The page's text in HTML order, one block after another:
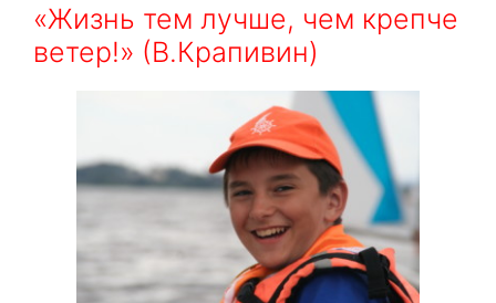
«Жизнь тем лучше, чем крепче
ветер!» (В.Крапивин)